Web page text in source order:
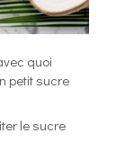
quoi
petit sucre
le sucre